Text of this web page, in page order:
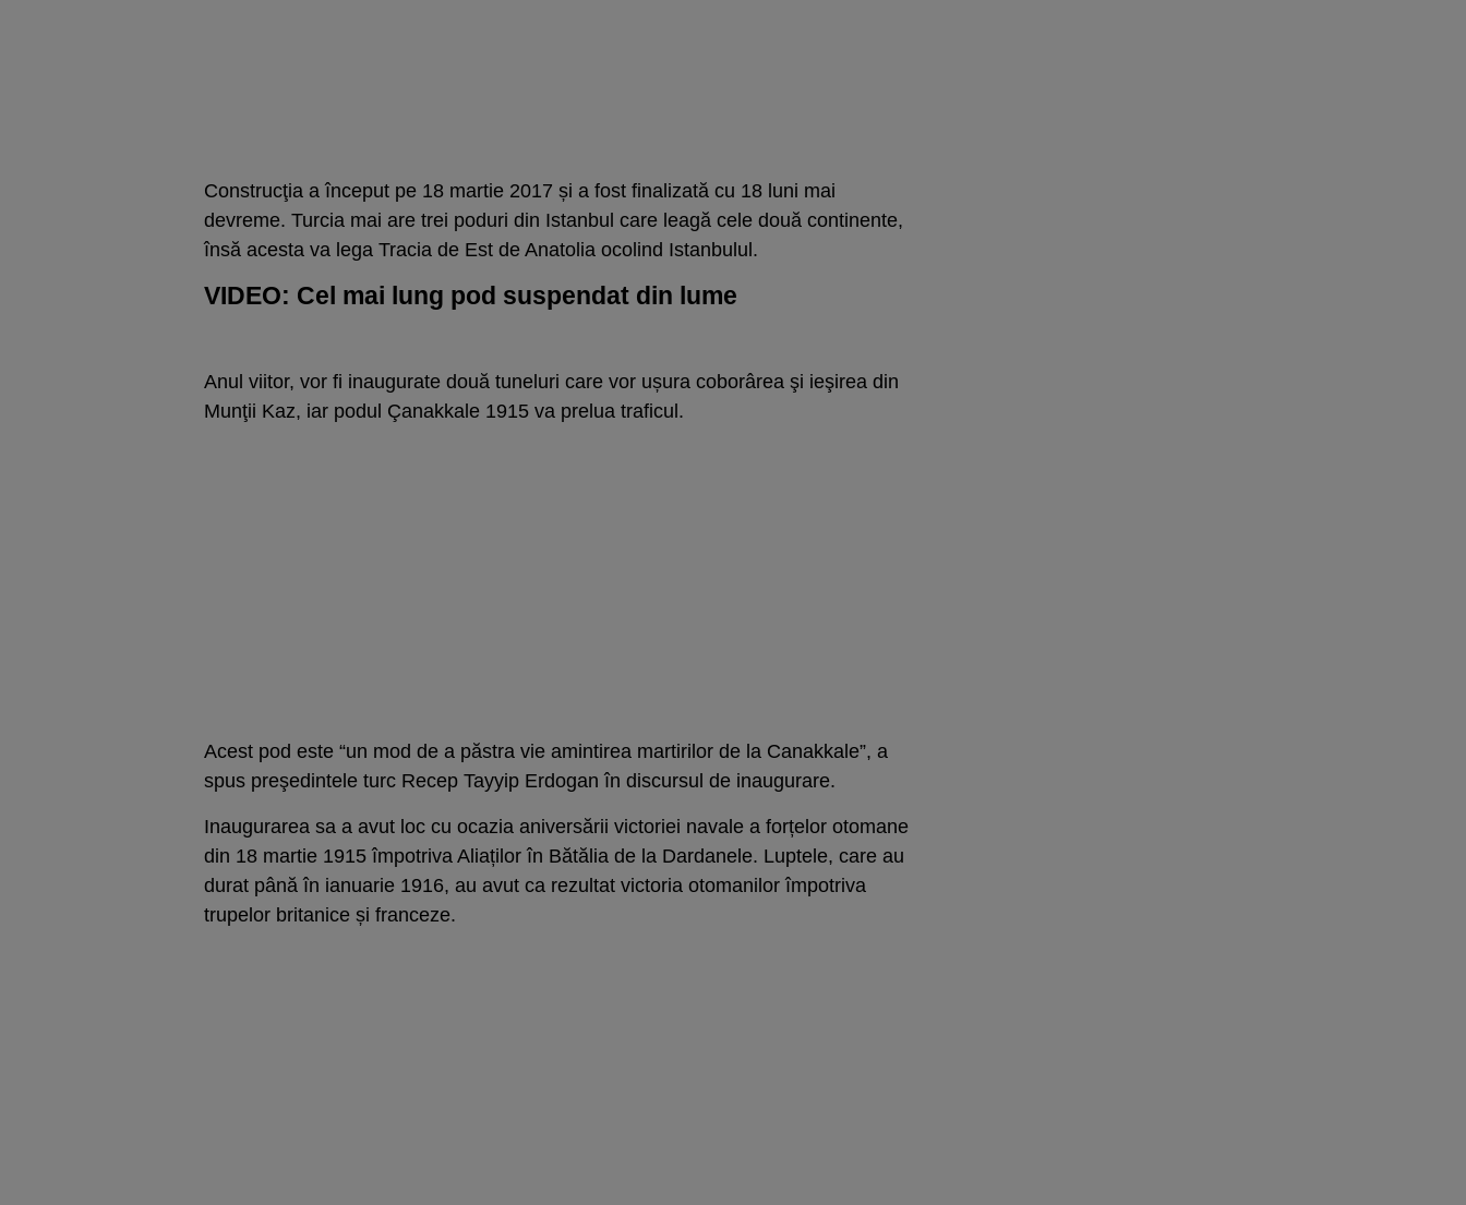
Construcţia a început pe 18 martie 2017 și a fost finalizată cu 18 luni mai
devreme. Turcia mai are trei poduri din Istanbul care leagă cele două continente,
însă acesta va lega Tracia de Est de Anatolia ocolind Istanbulul.
VIDEO: Cel mai lung pod suspendat din lume
Anul viitor, vor fi inaugurate două tuneluri care vor ușura coborârea şi ieşirea din
Munţii Kaz, iar podul Çanakkale 1915 va prelua traficul.
Acest pod este “un mod de a păstra vie amintirea martirilor de la Canakkale”, a
spus preşedintele turc Recep Tayyip Erdogan în discursul de inaugurare.
Inaugurarea sa a avut loc cu ocazia aniversării victoriei navale a forțelor otomane
din 18 martie 1915 împotriva Aliaților în Bătălia de la Dardanele. Luptele, care au
durat până în ianuarie 1916, au avut ca rezultat victoria otomanilor împotriva
trupelor britanice și franceze.